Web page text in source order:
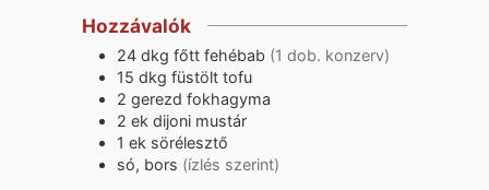
Hozzávalók
24 dkg főtt fehébab (1 dob. konzerv)
15 dkg füstölt tofu
2 gerezd fokhagyma
2 ek dijoni mustár
1 ek sörélesztő
só, bors (ízlés szerint)